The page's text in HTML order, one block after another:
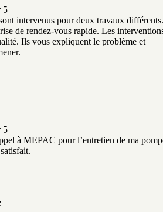
5
intervenus pour deux travaux différents.
de rendez-vous rapide. Les
Ils vous expliquent le problème et
5
à MEPAC pour l’entretien de ma